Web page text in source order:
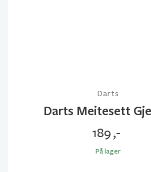
Darts
Darts Meitesett
189,-
På lager